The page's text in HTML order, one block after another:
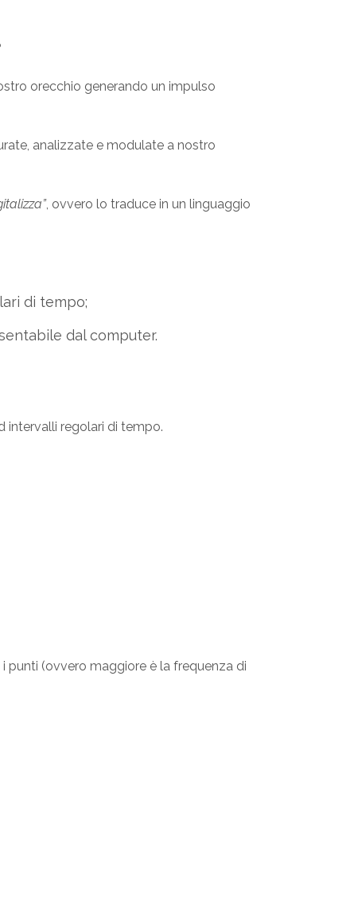
orecchio generando un impulso
analizzate e modulate a nostro
, ovvero lo traduce in un linguaggio
di tempo;
dal computer.
intervalli regolari di tempo.
punti (ovvero maggiore è la frequenza di